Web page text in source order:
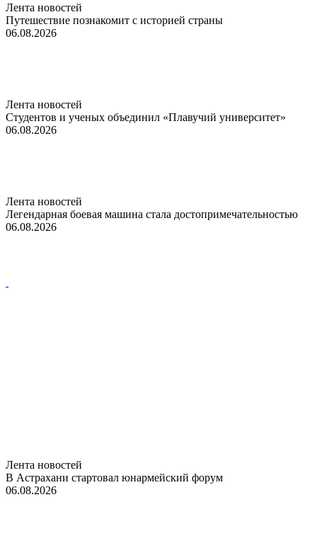
Лента новостей
Путешествие познакомит с историей страны
06.08.2026
Лента новостей
Студентов и ученых объединил «Плавучий университет»
06.08.2026
Лента новостей
Легендарная боевая машина стала достопримечательностью
06.08.2026
Лента новостей
В Астрахани стартовал юнармейский форум
06.08.2026